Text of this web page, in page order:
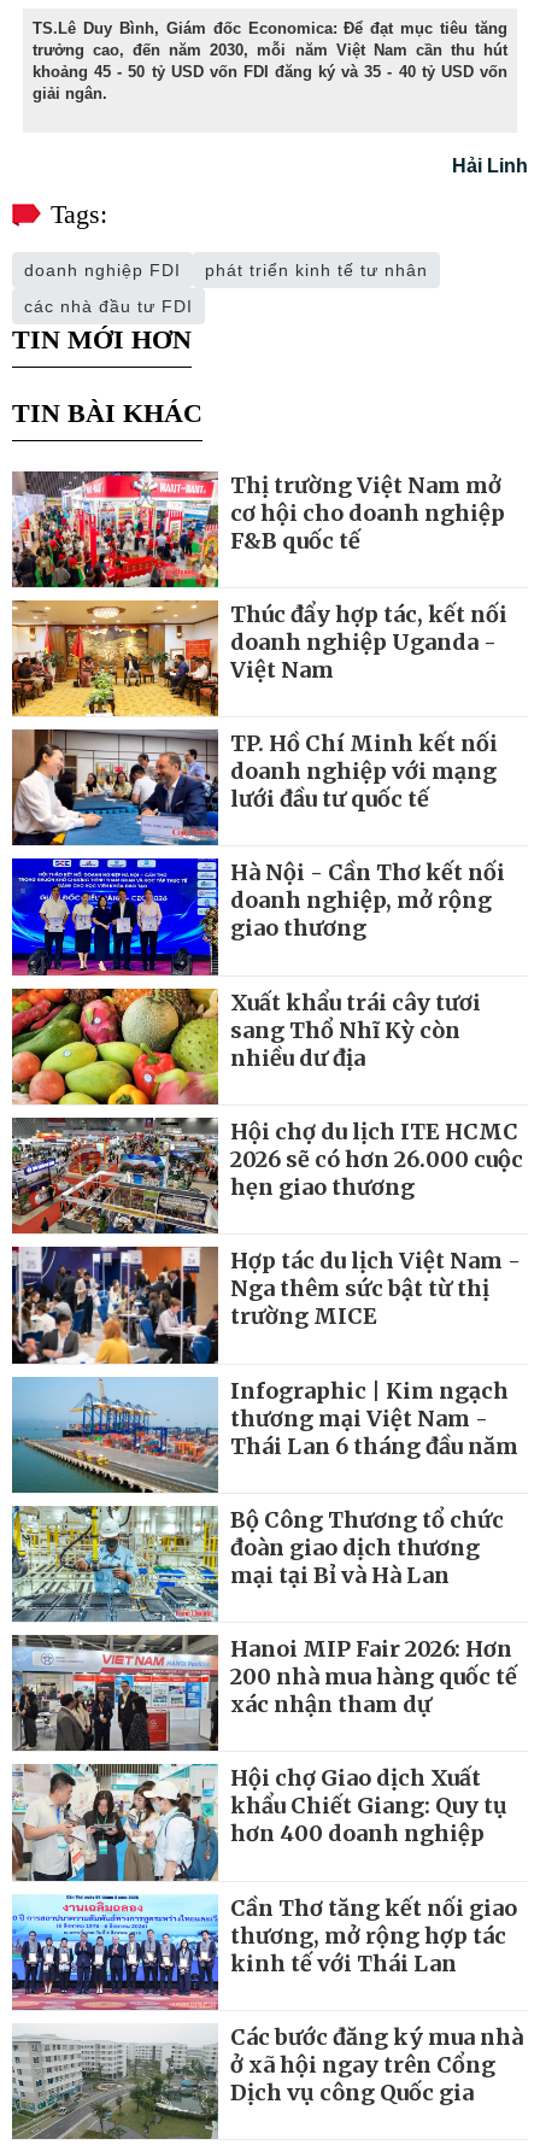
TS.Lê Duy Bình, Giám đốc Economica: Để đạt mục tiêu tăng
trưởng cao, đến năm 2030, mỗi năm Việt Nam cần thu hút
khoảng 45 - 50 tỷ USD vốn FDI đăng ký và 35 - 40 tỷ USD vốn
giải ngân.
Hải Linh
Tags:
doanh nghiệp FDI
phát triển kinh tế tư nhân
các nhà đầu tư FDI
TIN MỚI HƠN
TIN BÀI KHÁC
Thị trường Việt Nam mở
cơ hội cho doanh nghiệp
F&B quốc tế
Thúc đẩy hợp tác, kết nối
doanh nghiệp Uganda -
Việt Nam
TP. Hồ Chí Minh kết nối
doanh nghiệp với mạng
lưới đầu tư quốc tế
Hà Nội - Cần Thơ kết nối
doanh nghiệp, mở rộng
giao thương
Xuất khẩu trái cây tươi
sang Thổ Nhĩ Kỳ còn
nhiều dư địa
Hội chợ du lịch ITE HCMC
2026 sẽ có hơn 26.000 cuộc
hẹn giao thương
Hợp tác du lịch Việt Nam -
Nga thêm sức bật từ thị
trường MICE
Infographic | Kim ngạch
thương mại Việt Nam -
Thái Lan 6 tháng đầu năm
Bộ Công Thương tổ chức
đoàn giao dịch thương
mại tại Bỉ và Hà Lan
Hanoi MIP Fair 2026: Hơn
200 nhà mua hàng quốc tế
xác nhận tham dự
Hội chợ Giao dịch Xuất
khẩu Chiết Giang: Quy tụ
hơn 400 doanh nghiệp
Cần Thơ tăng kết nối giao
thương, mở rộng hợp tác
kinh tế với Thái Lan
Các bước đăng ký mua nhà
ở xã hội ngay trên Cổng
Dịch vụ công Quốc gia